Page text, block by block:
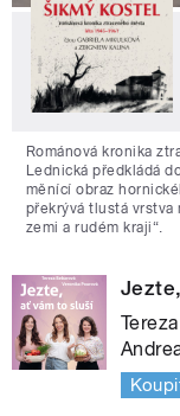
Románová kronika
Lednická předkládá
měnící obraz
překrývá tlustá vrstva
zemi a rudém kraji“.